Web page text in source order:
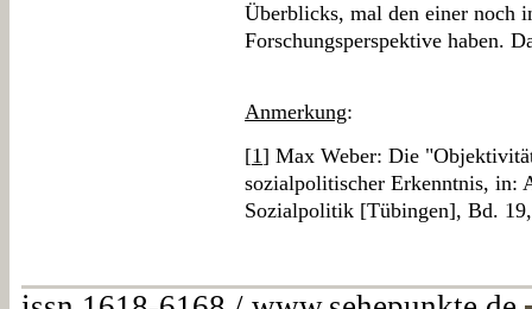
Überblicks, mal den einer noch
Forschungsperspektive haben.
Anmerkung:
[1] Max Weber: Die
sozialpolitischer Erkenntnis, in:
Sozialpolitik [Tübingen], Bd.